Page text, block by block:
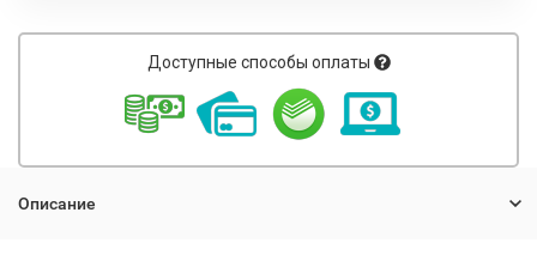
Доступные способы оплаты
Описание